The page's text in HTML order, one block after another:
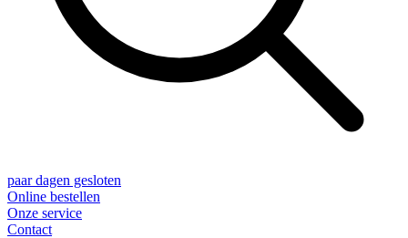
paar dagen gesloten
Online bestellen
Onze service
Contact